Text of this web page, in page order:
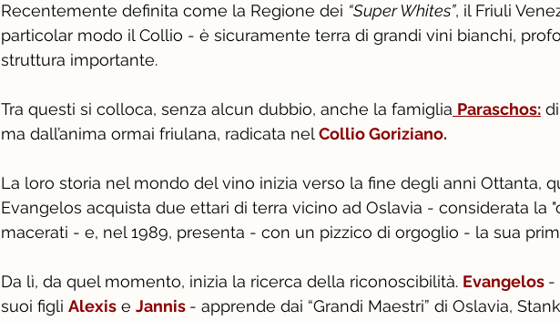
Recentemente definita come la Regione dei “Super Whites”, il Friuli
particolar modo il Collio - è sicuramente terra di grandi vini bianchi,
struttura importante.
Tra questi si colloca, senza alcun dubbio, anche la famiglia Paraschos:
ma dall’anima ormai friulana, radicata nel Collio Goriziano.
La loro storia nel mondo del vino inizia verso la fine degli anni Ottanta,
Evangelos acquista due ettari di terra vicino ad Oslavia - considerata la
macerati - e, nel 1989, presenta - con un pizzico di orgoglio - la sua
Da lì, da quel momento, inizia la ricerca della riconoscibilità. Evangelos -
suoi figli Alexis e Jannis - apprende dai “Grandi Maestri” di Oslavia,